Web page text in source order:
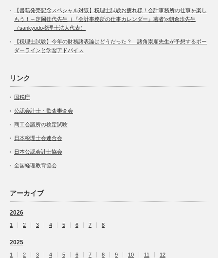
【書籍発売記念スペシャル対談】税理士試験お疲れ様！会計事務所の仕事を楽し
もう！～定岡佳代先生（『会計事務所の仕事カレンダー』著者)×朝倉歩先生
（sankyodo税理士法人代表）
【税理士試験】今年の財務諸表論はどうだった？ 諸角崇順先生が予想するボー
ダーラインと学習アドバイス
リンク
国税庁
公認会計士・監査審査会
商工会議所の検定試験
日本税理士会連合会
日本公認会計士協会
全国経理教育協会
アーカイブ
2026
1 2 3 4 5 6 7 8
2025
1 2 3 4 5 6 7 8 9 10 11 12